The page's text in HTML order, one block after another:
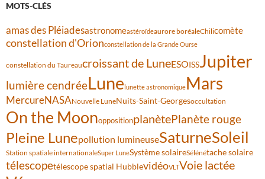
MOTS-CLÉS
amas des Pléiadesastronomeastéroïdeaurore boréaleChilicomète
constellation d'Orionconstellation de la Grande Ourse
constellation du Taureaucroissant de LuneESOISSJupiter
lumière cendréeLune lunette astronomiqueMars
MercureNASANouvelle LuneNuits-Saint-Georgesoccultation
On the MoonoppositionplanètePlanète rouge
Pleine Lunepollution lumineuseSaturneSoleil
Station spatiale internationaleSuper LuneSystème solaireSélénétache solaire
télescopetélescope spatial HubblevidéoVLTVoie lactée